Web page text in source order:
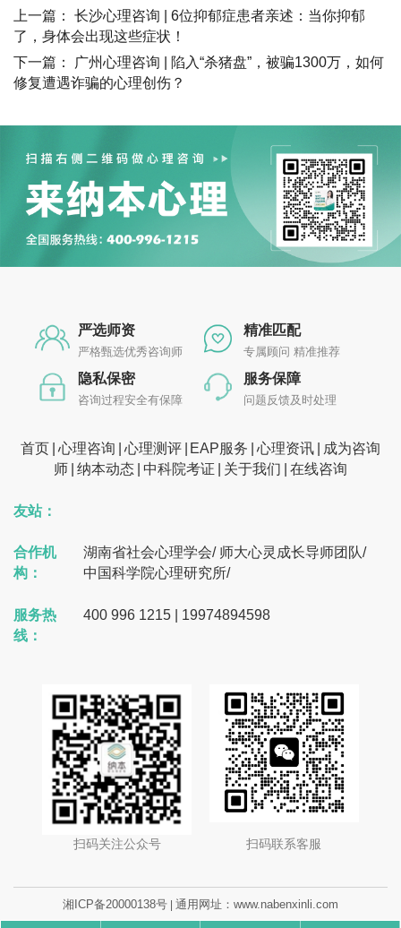
上一篇： 长沙心理咨询 | 6位抑郁症患者亲述：当你抑郁
了，身体会出现这些症状！
下一篇：
广州心理咨询 | 陷入“杀猪盘”，被骗1300万，如何
修复遭遇诈骗的心理创伤？
严选师资
严格甄选优秀咨询师
精准匹配
专属顾问 精准推荐
隐私保密
咨询过程安全有保障
服务保障
问题反馈及时处理
首页 心理咨询 心理测评 EAP服务 心理资讯
成为咨询
师 纳本动态 中科院考证 关于我们 在线咨询
友站：
合作机
构：
湖南省社会心理学会/ 师大心灵成长导师团队/
中国科学院心理研究所/
服务热
线：
400 996 1215 | 19974894598
扫码关注公众号 扫码联系客服
湘ICP备20000138号 | 通用网址：www.nabenxinli.com